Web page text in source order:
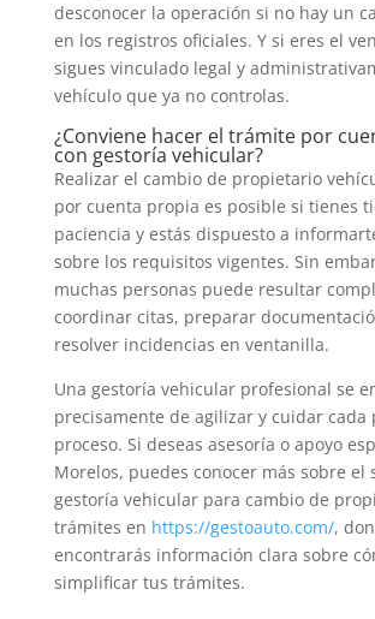
desconocer la operación si no hay un
en los registros oficiales. Y si eres el
sigues vinculado legal y
vehículo que ya no controlas.
¿Conviene hacer el trámite por
con gestoría vehicular?
Realizar el cambio de propietario
por cuenta propia es posible si tienes
paciencia y estás dispuesto a
sobre los requisitos vigentes. Sin
muchas personas puede resultar
coordinar citas, preparar
resolver incidencias en ventanilla.
Una gestoría vehicular profesional se
precisamente de agilizar y cuidar cada
proceso. Si deseas asesoría o apoyo
Morelos, puedes conocer más sobre el
gestoría vehicular para cambio de
trámites en https://gestoauto.com/,
encontrarás información clara sobre
simplificar tus trámites.